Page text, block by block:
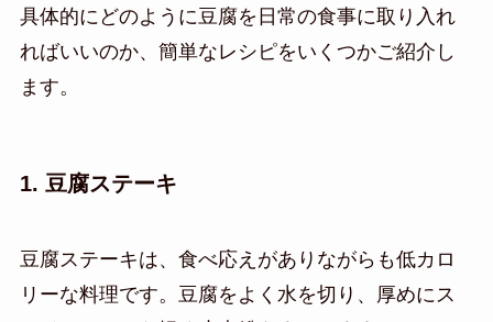
具体的にどのように豆腐を日常の食事に取り入れ
ればいいのか、簡単なレシピをいくつかご紹介し
ます。
1. 豆腐ステーキ
豆腐ステーキは、食べ応えがありながらも低カロ
リーな料理です。豆腐をよく水を切り、厚めにス